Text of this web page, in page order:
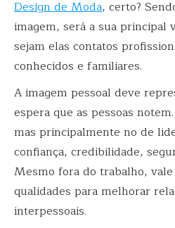
Design de Moda, certo?
imagem, será a sua principal
sejam elas contatos
conhecidos e familiares.
A imagem pessoal deve
espera que as pessoas
mas principalmente no de
confiança, credibilidade,
Mesmo fora do trabalho,
qualidades para melhorar
interpessoais.